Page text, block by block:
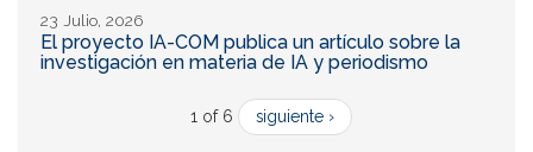
23 Julio, 2026
El proyecto IA-COM publica un artículo sobre la
investigación en materia de IA y periodismo
1 of 6 siguiente ›